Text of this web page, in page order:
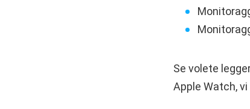
Se volete
Apple Watch,